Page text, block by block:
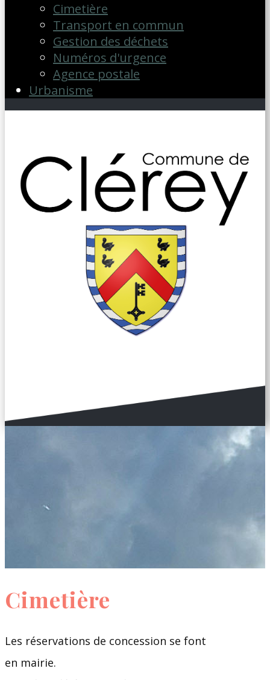
Cimetière
Transport en commun
Gestion des déchets
Numéros d'urgence
Agence postale
Urbanisme
Cimetière
Les réservations de concession se font
en mairie.